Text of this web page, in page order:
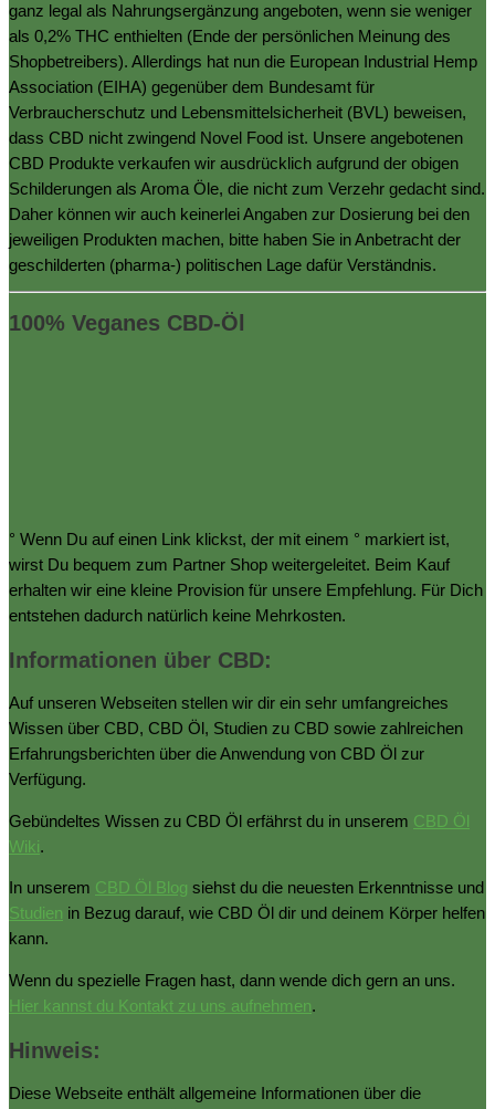
ganz legal als Nahrungsergänzung angeboten, wenn sie weniger
als 0,2% THC enthielten (Ende der persönlichen Meinung des
Shopbetreibers). Allerdings hat nun die European Industrial Hemp
Association (EIHA) gegenüber dem Bundesamt für
Verbraucherschutz und Lebensmittelsicherheit (BVL) beweisen,
dass CBD nicht zwingend Novel Food ist. Unsere angebotenen
CBD Produkte verkaufen wir ausdrücklich aufgrund der obigen
Schilderungen als Aroma Öle, die nicht zum Verzehr gedacht sind.
Daher können wir auch keinerlei Angaben zur Dosierung bei den
jeweiligen Produkten machen, bitte haben Sie in Anbetracht der
geschilderten (pharma-) politischen Lage dafür Verständnis.
100% Veganes CBD-Öl
° Wenn Du auf einen Link klickst, der mit einem ° markiert ist,
wirst Du bequem zum Partner Shop weitergeleitet. Beim Kauf
erhalten wir eine kleine Provision für unsere Empfehlung. Für Dich
entstehen dadurch natürlich keine Mehrkosten.
Informationen über CBD:
Auf unseren Webseiten stellen wir dir ein sehr umfangreiches
Wissen über CBD, CBD Öl, Studien zu CBD sowie zahlreichen
Erfahrungsberichten über die Anwendung von CBD Öl zur
Verfügung.
Gebündeltes Wissen zu CBD Öl erfährst du in unserem CBD Öl
Wiki.
In unserem CBD Öl Blog siehst du die neuesten Erkenntnisse und
Studien in Bezug darauf, wie CBD Öl dir und deinem Körper helfen
kann.
Wenn du spezielle Fragen hast, dann wende dich gern an uns.
Hier kannst du Kontakt zu uns aufnehmen.
Hinweis:
Diese Webseite enthält allgemeine Informationen über die